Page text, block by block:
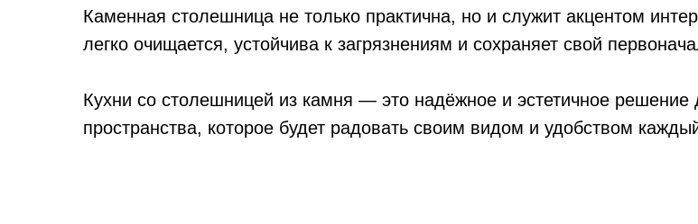
Каменная столешница не только практична, но и служит акцентом
легко очищается, устойчива к загрязнениям и сохраняет свой
Кухни со столешницей из камня — это надёжное и эстетичное решение
пространства, которое будет радовать своим видом и удобством